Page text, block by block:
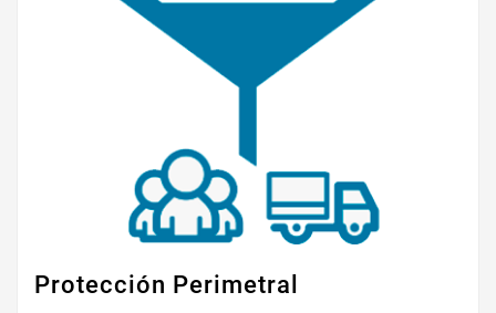
Protección Perimetral